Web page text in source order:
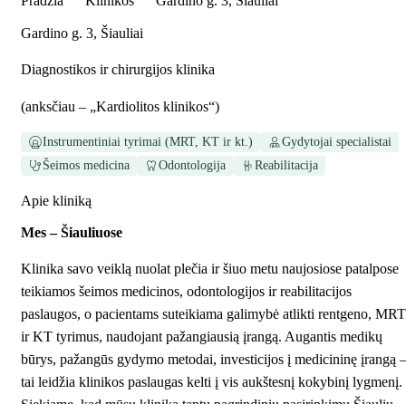
Gardino g. 3, Šiauliai
Diagnostikos ir chirurgijos klinika
(anksčiau – „Kardiolitos klinikos“)
Instrumentiniai tyrimai (MRT, KT ir kt.)
Gydytojai specialistai
Šeimos medicina
Odontologija Reabilitacija
Apie kliniką
Mes – Šiauliuose
Klinika savo veiklą nuolat plečia ir šiuo metu naujosiose patalpose
teikiamos šeimos medicinos, odontologijos ir reabilitacijos
paslaugos, o pacientams suteikiama galimybė atlikti rentgeno, MRT
ir KT tyrimus, naudojant pažangiausią įrangą. Augantis medikų
būrys, pažangūs gydymo metodai, investicijos į medicininę įrangą –
tai leidžia klinikos paslaugas kelti į vis aukštesnį kokybinį lygmenį.